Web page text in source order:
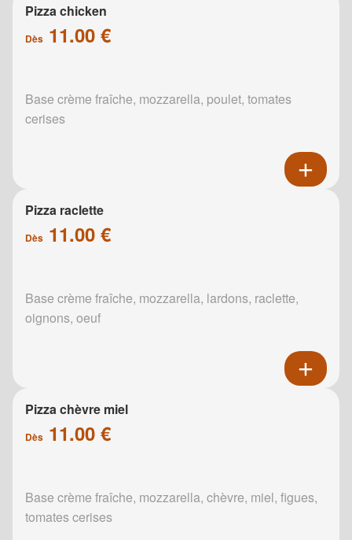
Pizza chicken
Dès 11.00 €
Base crème fraîche, mozzarella, poulet, tomates
cerises
Pizza raclette
Dès 11.00 €
Base crème fraîche, mozzarella, lardons, raclette,
oignons, oeuf
Pizza chèvre miel
Dès 11.00 €
Base crème fraîche, mozzarella, chèvre, miel, figues,
tomates cerises